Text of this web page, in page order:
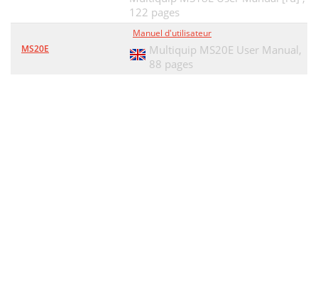
122 pages
MS20E
Manuel d'utilisateur
Multiquip MS20E User Manual,
88 pages